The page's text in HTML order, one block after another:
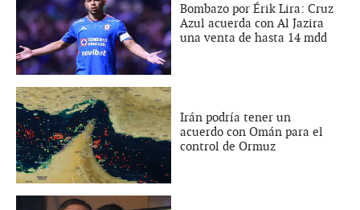
Bombazo por Érik Lira: Cruz
Azul acuerda con Al Jazira
una venta de hasta 14 mdd
Irán podría tener un
acuerdo con Omán para el
control de Ormuz